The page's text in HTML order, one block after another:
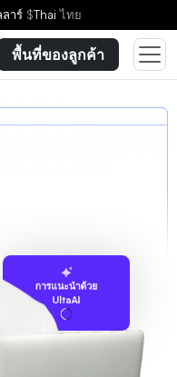
าร์ $Thaiไทย
พื้นที่ของลูกค้า
การแนะนำด้วย
UltaAI